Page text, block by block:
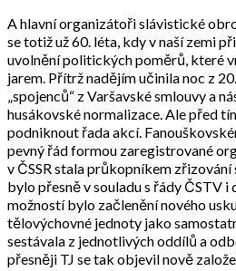
A hlavní organizátoři slávistické
se totiž už 60. léta, kdy v naší zemi
uvolnění politických poměrů, které
jarem. Přítrž nadějím učinila noc z
„spojenců“ z Varšavské smlouvy a
husákovské normalizace. Ale před
podniknout řada akcí.
pevný řád formou zaregistrované
v ČSSR stala průkopníkem
bylo přesně v souladu s řády ČSTV i
možností bylo začlenění nového
tělovýchovné jednoty jako
sestávala z jednotlivých oddílů a
přesněji TJ se tak objevil nově